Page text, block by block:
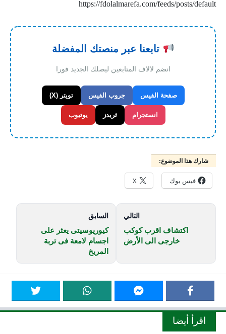
https://fdolalmarefa.com/feeds/posts/default
تابعنا عبر منصتك المفضلة
انضم لالاف المتابعين ليصلك الجديد فورا
صفحة الفيس جروب الفيس تويتر (X)
انستجرام ثريدز يوتيوب
شارك هذا الموضوع:
فيس بوك X
التالي
اكتشاف اقرب كوكب
خارجى الى الأرض
السابق
كيوريوسيتى يعثر على
اجسام لامعة فى تربة
المريخ
اقرأ أيضا